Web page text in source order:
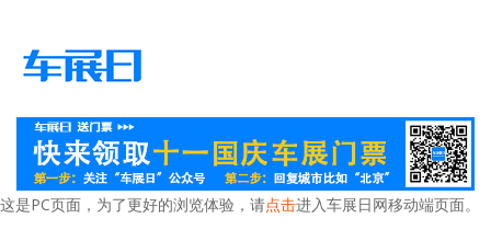
这是PC页面，为了更好的浏览体验，请点击进入车展日网移动端页面。